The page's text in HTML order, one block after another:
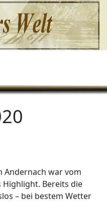
Andernach war vom
Bereits die
– bei bestem Wetter